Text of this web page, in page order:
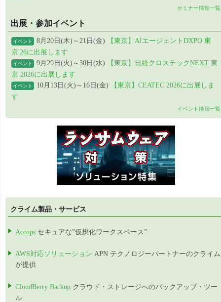
セミナー情報一覧
出展・参加イベント
イベント 8月20日(木)～21日(金)
【東京】AIエージェントDXPO 東
京'26に出展します
イベント 9月29日(火)～30日(水)
【東京】日経クロステックNEXT 東
京 2026に出展します
イベント 10月13日(火)～16日(金)
【東京】CEATEC 2026に出展しま
す
イベント情報一覧
クライム製品・サービス
Accops セキュアな”仮想化ワークスペース”
AWS対応ソリューション APN テクノロジーパートナーのクライム
が提供
CloudBerry Backup クラウド・ストレージへのバックアップ・ツー
ル